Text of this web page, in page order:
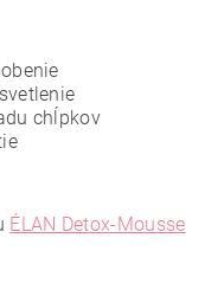
chĺpkov
ÉLAN Detox-Mousse